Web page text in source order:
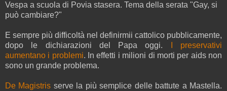
Vespa a scuola di Povia stasera. Tema della serata "Gay, si
può cambiare?"
E sempre più difficoltà nel definirmii cattolico pubblicamente,
dopo le dichiarazioni del Papa oggi.
I preservativi
aumentano i problemi. In effetti i milioni di morti per aids non
sono un grande problema.
De Magistris serve la più semplice delle battute a Mastella.